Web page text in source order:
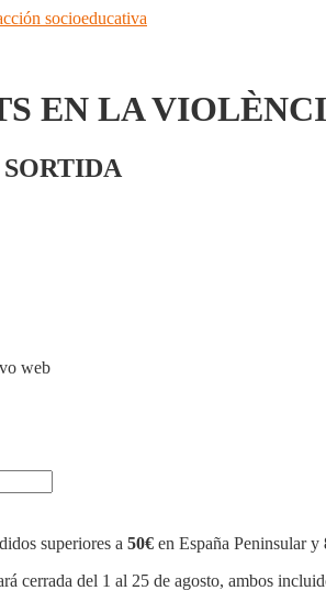
socioeducativa
EN LA
web
superiores a 50€ en España Peninsular y
cerrada del 1 al 25 de agosto, ambos